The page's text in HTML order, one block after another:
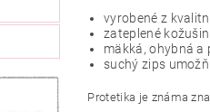
vyrobené z
zateplené
mäkká, ohybná
suchý zips
Protetika je známa